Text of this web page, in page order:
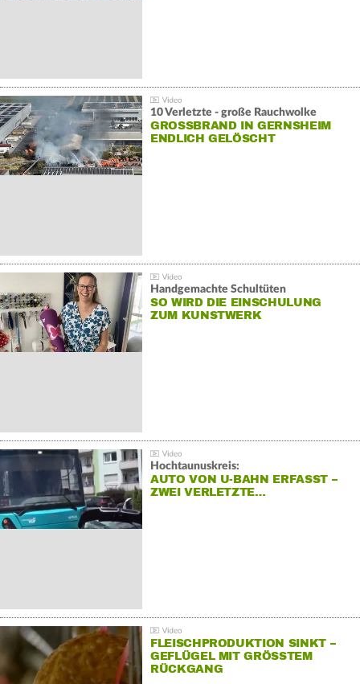
10 Verletzte - große Rauchwolke
GROSSBRAND IN GERNSHEIM E
NDLICH GELÖSCHT
Handgemachte Schultüten
SO WIRD DIE EINSCHULUNG
ZUM KUNSTWERK
Hochtaunuskreis:
AUTO VON U-BAHN ERFASST –
ZWEI VERLETZTE…
FLEISCHPRODUKTION SINKT –
GEFLÜGEL MIT GRÖSSTEM R
ÜCKGANG